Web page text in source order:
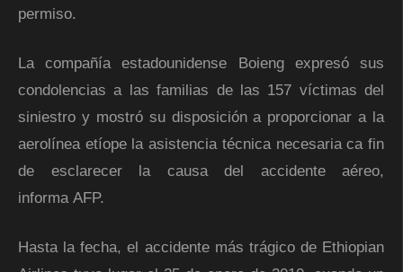
permiso.
La compañía estadounidense Boieng expresó sus
condolencias a las familias de las 157 víctimas del
siniestro y mostró su disposición a proporcionar a la
aerolínea etíope la asistencia técnica necesaria ca fin
de esclarecer la causa del accidente aéreo,
informa AFP.
Hasta la fecha, el accidente más trágico de Ethiopian